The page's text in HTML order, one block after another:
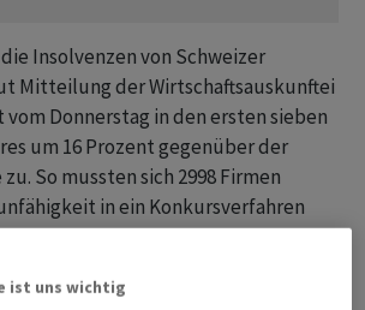
Insolvenzen von Schweizer
Mitteilung der Wirtschaftsauskunftei
Donnerstag in den ersten sieben
um 16 Prozent gegenüber der
So mussten sich 2998 Firmen
in ein Konkursverfahren
Monat Juli nahm die Zahl der
ist uns wichtig